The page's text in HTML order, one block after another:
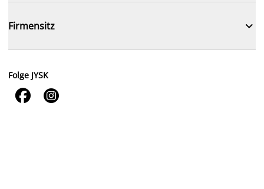
Firmensitz 
Folge JYSK
 